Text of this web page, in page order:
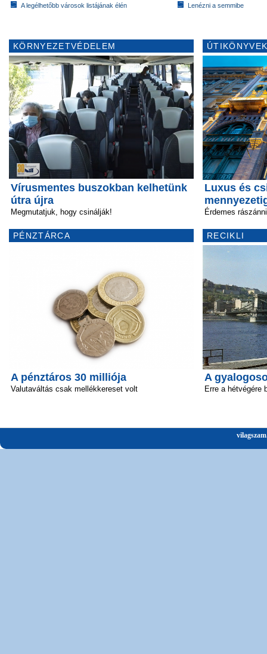
A legélhetőbb városok listájának élén
Lenézni a semmibe
KÖRNYEZETVÉDELEM
Vírusmentes buszokban kelhetünk
útra újra
Megmutatjuk, hogy csinálják!
PÉNZTÁRCA
A pénztáros 30 milliója
Valutaváltás csak mellékkereset volt
Luxus és
Érdemes
RECIKLI
A
Erre a hétvégére